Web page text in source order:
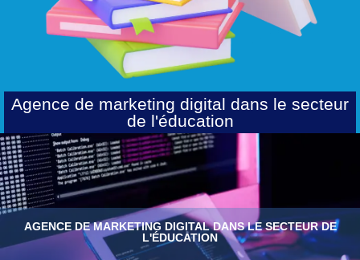
Agence de marketing digital dans le secteur
de l'éducation
AGENCE DE MARKETING DIGITAL DANS LE SECTEUR DE
L'ÉDUCATION